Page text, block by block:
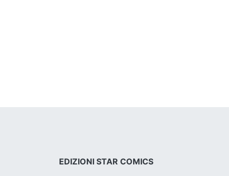
EDIZIONI STAR COMICS